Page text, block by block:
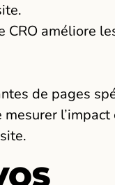
CRO améliore
de pages